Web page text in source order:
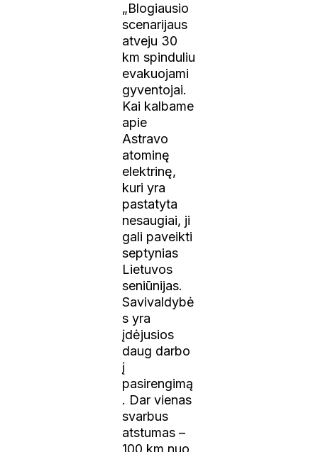
„Blogiausio
scenarijaus
atveju 30
km spinduliu
evakuojami
gyventojai.
Kai kalbame
apie
Astravo
atominę
elektrinę,
kuri yra
pastatyta
nesaugiai, ji
gali paveikti
septynias
Lietuvos
seniūnijas.
Savivaldybė
s yra
įdėjusios
daug darbo
į
pasirengimą
. Dar vienas
svarbus
atstumas –